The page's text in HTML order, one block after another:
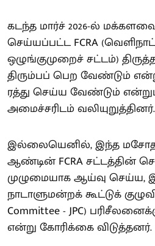
கடந்த மார்ச் 2026-ல்
செய்யப்பட்ட FCRA
ஒழுங்குமுறைச் சட்டம்)
திரும்பப் பெற வேண்டும்
ரத்து செய்ய வேண்டும்
அமைச்சரிடம் வலியுறுத்தினர்.
இல்லையெனில், இந்த
ஆண்டின் FCRA சட்டத்தின்
முழுமையாக ஆய்வு செய்ய,
நாடாளுமன்றக் கூட்டுக்
Committee - JPC)
என்று கோரிக்கை விடுத்தனர்.